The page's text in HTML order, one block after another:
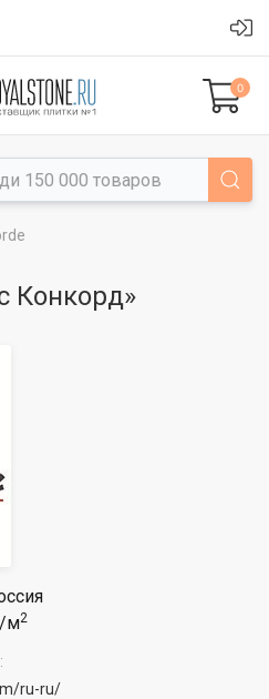
0
Конкорд»
м2
ru-ru/